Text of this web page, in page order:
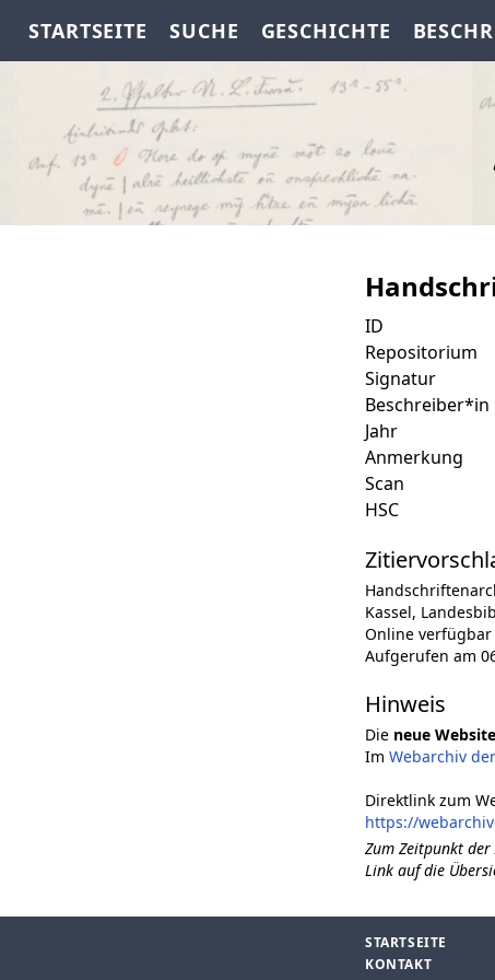
STARTSEITE SUCHE GESCHICHTE
ID
Repositorium
Signatur
Beschreiber*in
Jahr
Anmerkung
Scan
HSC
Kassel,
Online
Aufgerufen am
Hinweis
Die neue Website
Im Webarchiv
Direktlink zum
https://
Zum Zeitpunkt
Link auf die
STARTSEITE
KONTAKT